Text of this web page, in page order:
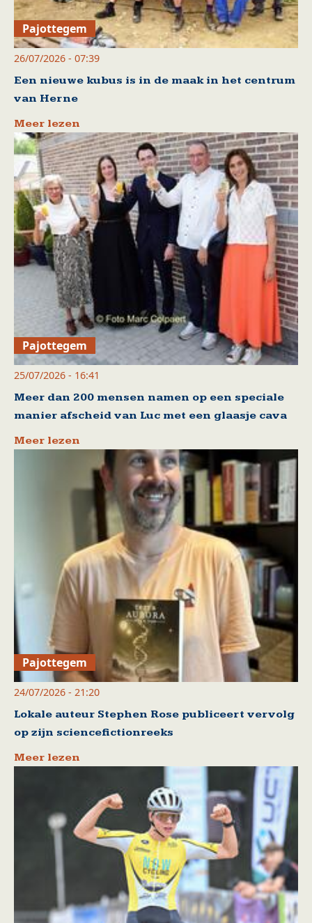
Pajottegem
26/07/2026 - 07:39
Een nieuwe kubus is in de maak in het centrum
van Herne
Meer lezen
Pajottegem
25/07/2026 - 16:41
Meer dan 200 mensen namen op een speciale
manier afscheid van Luc met een glaasje cava
Meer lezen
Pajottegem
24/07/2026 - 21:20
Lokale auteur Stephen Rose publiceert vervolg
op zijn sciencefictionreeks
Meer lezen